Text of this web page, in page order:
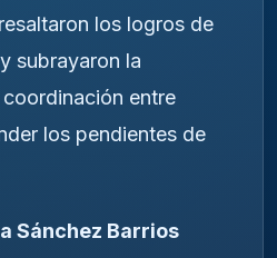
resaltaron los logros de
subrayaron la
entre
los pendientes de
Sánchez Barrios